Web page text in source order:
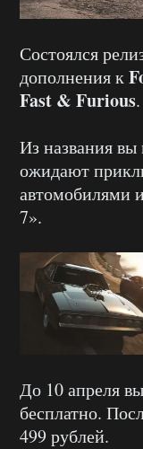
Состоялся
дополнения к
Fast & Furious.
Из названия вы
ожидают
автомобилями
7».
До 10 апреля
бесплатно.
499 рублей.